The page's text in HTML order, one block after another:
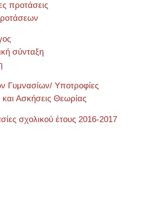
προτάσεις
σύνταξη
Γυμνασίων/ Υποτροφίες
και Ασκήσεις Θεωρίας
σχολικού έτους 2016-2017